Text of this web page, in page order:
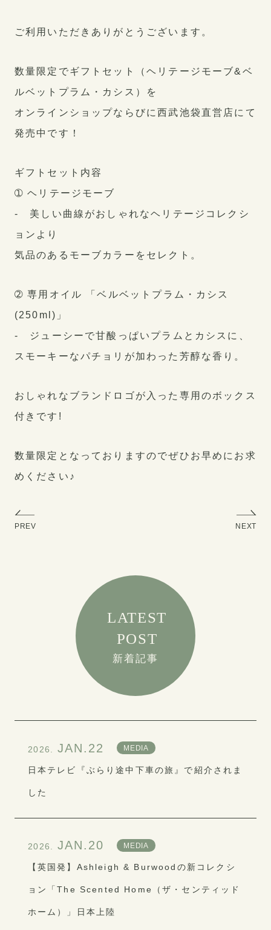
公式アカウント
PRIVACY POLICY
ご利用いただきありがとうございます。
数量限定でギフトセット（ヘリテージモーブ&ベ
ルベットプラム・カシス）を
オンラインショップならびに西武池袋直営店にて
発売中です！
ギフトセット内容
➀ ヘリテージモーブ
‐ 美しい曲線がおしゃれなヘリテージコレクシ
ョンより
気品のあるモーブカラーをセレクト。
➁ 専用オイル 「ベルベットプラム・カシス
(250ml)」
‐ ジューシーで甘酸っぱいプラムとカシスに、
スモーキーなパチョリが加わった芳醇な香り。
おしゃれなブランドロゴが入った専用のボックス
付きです!
数量限定となっておりますのでぜひお早めにお求
めください♪
PREV NEXT
LATEST
POST
新着記事
2026. JAN.22 MEDIA
日本テレビ『ぶらり途中下車の旅』で紹介されま
した
2026. JAN.20 MEDIA
【英国発】Ashleigh & Burwoodの新コレクシ
ョン「The Scented Home（ザ・センティッド
ホーム）」日本上陸